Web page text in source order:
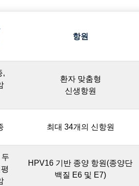
항원
,
환자 맞춤형
신생항원
최대 34개의 신항원
HPV16 기반 종양 항원(종양단
백질 E6 및 E7)